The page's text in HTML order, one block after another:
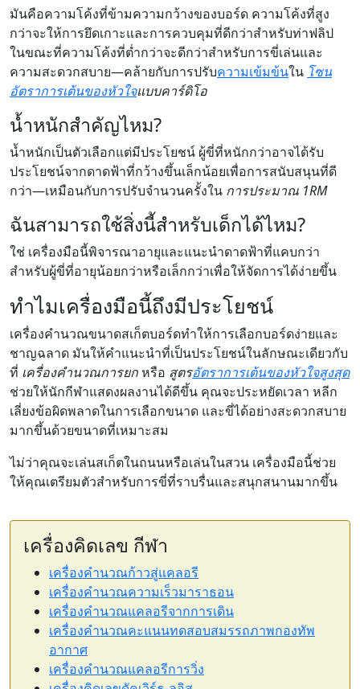
มันคือความโค้งที่ข้ามความกว้างของบอร์ด ความโค้งที่สูง
กว่าจะให้การยึดเกาะและการควบคุมที่ดีกว่าสำหรับท่าฟลิป
ในขณะที่ความโค้งที่ต่ำกว่าจะดีกว่าสำหรับการขี่เล่นและ
ความสะดวกสบาย—คล้ายกับการปรับความเข้มข้นใน โซน
อัตราการเต้นของหัวใจแบบคาร์ดิโอ
น้ำหนักสำคัญไหม?
น้ำหนักเป็นตัวเลือกแต่มีประโยชน์ ผู้ขี่ที่หนักกว่าอาจได้รับ
ประโยชน์จากดาดฟ้าที่กว้างขึ้นเล็กน้อยเพื่อการสนับสนุนที่ดี
กว่า—เหมือนกับการปรับจำนวนครั้งใน การประมาณ 1RM
ฉันสามารถใช้สิ่งนี้สำหรับเด็กได้ไหม?
ใช่ เครื่องมือนี้พิจารณาอายุและแนะนำดาดฟ้าที่แคบกว่า
สำหรับผู้ขี่ที่อายุน้อยกว่าหรือเล็กกว่าเพื่อให้จัดการได้ง่ายขึ้น
ทำไมเครื่องมือนี้ถึงมีประโยชน์
เครื่องคำนวณขนาดสเก็ตบอร์ดทำให้การเลือกบอร์ดง่ายและ
ชาญฉลาด มันให้คำแนะนำที่เป็นประโยชน์ในลักษณะเดียวกับ
ที่ เครื่องคำนวณการยกหรือ สูตรอัตราการเต้นของหัวใจสูงสุด
ช่วยให้นักกีฬาแสดงผลงานได้ดีขึ้น คุณจะประหยัดเวลา หลีก
เลี่ยงข้อผิดพลาดในการเลือกขนาด และขี่ได้อย่างสะดวกสบาย
มากขึ้นด้วยขนาดที่เหมาะสม
ไม่ว่าคุณจะเล่นสเก็ตในถนนหรือเล่นในสวน เครื่องมือนี้ช่วย
ให้คุณเตรียมตัวสำหรับการขี่ที่ราบรื่นและสนุกสนานมากขึ้น
เครื่องคิดเลข กีฬา
เครื่องคำนวณก้าวสู่แคลอรี
เครื่องคำนวณความเร็วมาราธอน
เครื่องคำนวณแคลอรีจากการเดิน
เครื่องคำนวณคะแนนทดสอบสมรรถภาพกองทัพ
อากาศ
เครื่องคำนวณแคลอรีการวิ่ง